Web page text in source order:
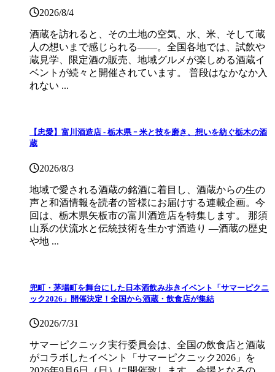
2026/8/4
酒蔵を訪れると、その土地の空気、水、米、そして蔵
人の想いまで感じられる——。全国各地では、試飲や
蔵見学、限定酒の販売、地域グルメが楽しめる酒蔵イ
ベントが続々と開催されています。 普段はなかなか入
れない ...
【忠愛】富川酒造店 ‐ 栃木県 ｰ 米と技を磨き、想いを紡ぐ栃木の酒
蔵
2026/8/3
地域で愛される酒蔵の銘酒に着目し、酒蔵からの生の
声と和酒情報を読者の皆様にお届けする連載企画。今
回は、栃木県矢板市の富川酒造店を特集します。 那須
山系の伏流水と伝統技術を生かす酒造り ―酒蔵の歴史
や地 ...
兜町・茅場町を舞台にした日本酒飲み歩きイベント「サマーピクニ
ック2026」開催決定！全国から酒蔵・飲食店が集結
2026/7/31
サマーピクニック実⾏委員会は、全国の飲⾷店と酒蔵
がコラボしたイベント「サマーピクニック2026」を